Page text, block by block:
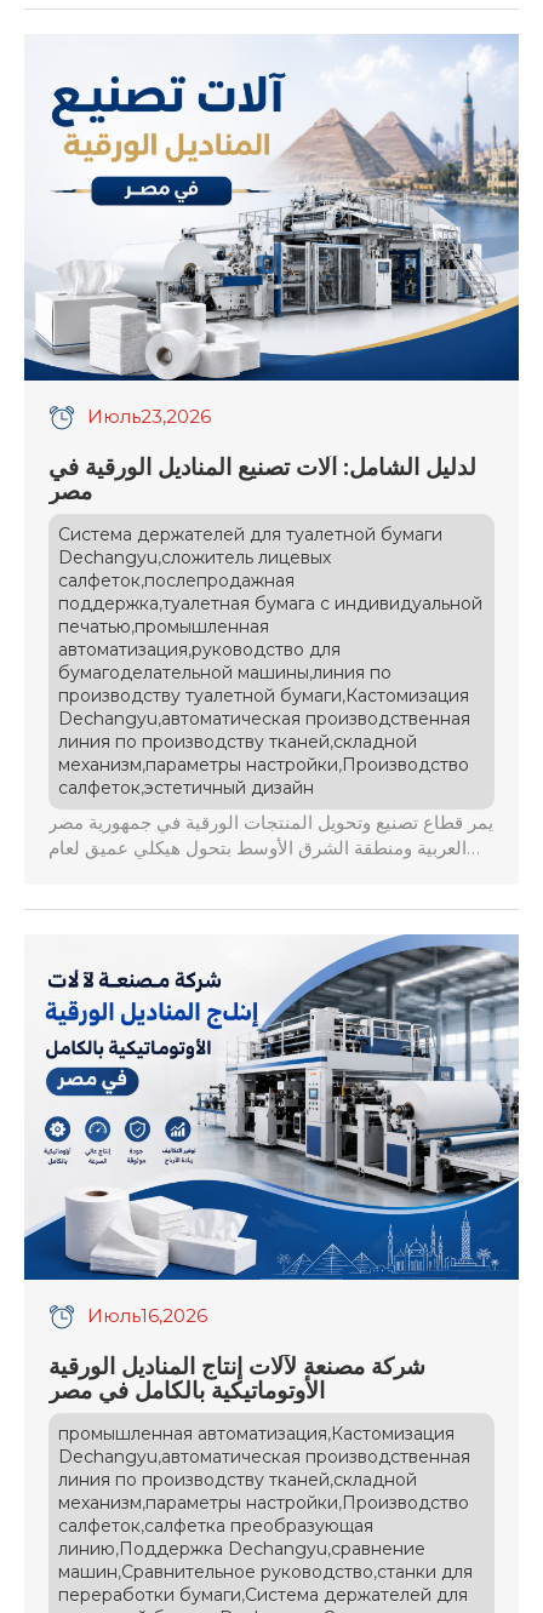
compatibility with existing equipment and the
required automation level. Evaluate energy
efficiency and maintenance demands to
guarantee peak performance. Look for features
that […]
Июль23,2026
لدليل الشامل: آلات تصنيع المناديل الورقية في
مصر
Система держателей для туалетной бумаги
Dechangyu,сложитель лицевых
салфеток,послепродажная
поддержка,туалетная бумага с индивидуальной
печатью,промышленная
автоматизация,руководство для
бумагоделательной машины,линия по
производству туалетной бумаги,Кастомизация
Dechangyu,автоматическая производственная
линия по производству тканей,складной
механизм,параметры настройки,Производство
салфеток,эстетичный дизайн
يمر قطاع تصنيع وتحويل المنتجات الورقية في جمهورية مصر
العربية ومنطقة الشرق الأوسط بتحول هيكلي عميق لعام
الكبرى، مما يفتح أسواقاً واعدة ومستدامة. تواجه المصانع
المحلية ضغوطاً متزايدة ناتجة عن تقلبات أسعار الصرف
العنيفة، […]
Июль16,2026
شركة مصنعة لآلات إنتاج المناديل الورقية
الأوتوماتيكية بالكامل في مصر
промышленная автоматизация,Кастомизация
Dechangyu,автоматическая производственная
линия по производству тканей,складной
механизм,параметры настройки,Производство
салфеток,салфетка преобразующая
линию,Поддержка Dechangyu,сравнение
машин,Сравнительное руководство,станки для
переработки бумаги,Система держателей для